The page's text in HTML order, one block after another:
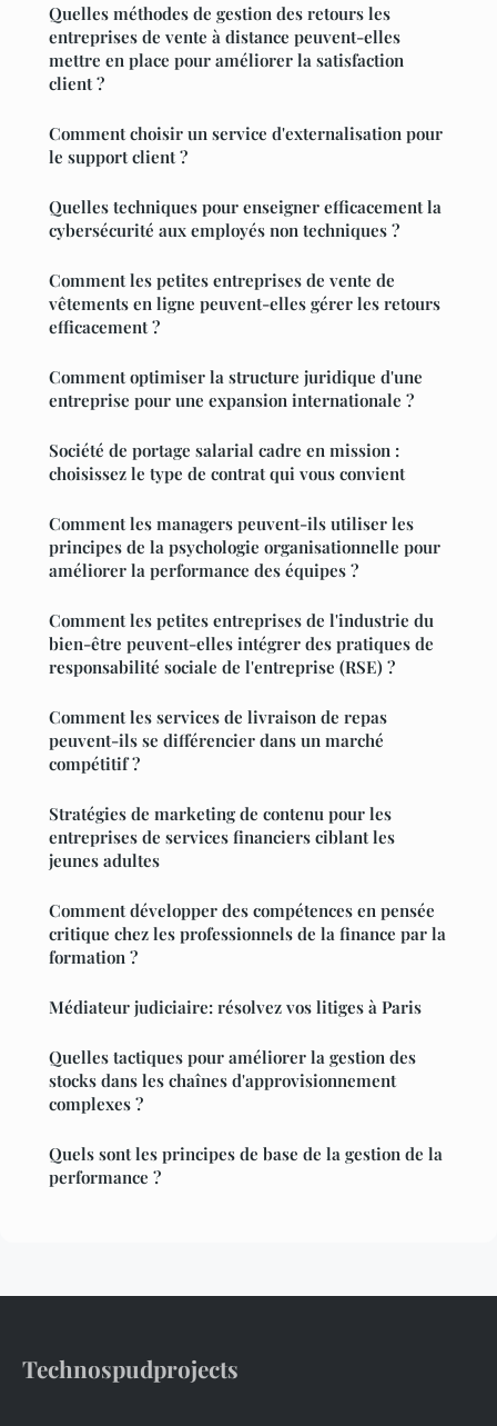
Quelles méthodes de gestion des retours les
entreprises de vente à distance peuvent-elles
mettre en place pour améliorer la satisfaction
client ?
Comment choisir un service d'externalisation pour
le support client ?
Quelles techniques pour enseigner efficacement la
cybersécurité aux employés non techniques ?
Comment les petites entreprises de vente de
vêtements en ligne peuvent-elles gérer les retours
efficacement ?
Comment optimiser la structure juridique d'une
entreprise pour une expansion internationale ?
Société de portage salarial cadre en mission :
choisissez le type de contrat qui vous convient
Comment les managers peuvent-ils utiliser les
principes de la psychologie organisationnelle pour
améliorer la performance des équipes ?
Comment les petites entreprises de l'industrie du
bien-être peuvent-elles intégrer des pratiques de
responsabilité sociale de l'entreprise (RSE) ?
Comment les services de livraison de repas
peuvent-ils se différencier dans un marché
compétitif ?
Stratégies de marketing de contenu pour les
entreprises de services financiers ciblant les
jeunes adultes
Comment développer des compétences en pensée
critique chez les professionnels de la finance par la
formation ?
Médiateur judiciaire: résolvez vos litiges à Paris
Quelles tactiques pour améliorer la gestion des
stocks dans les chaînes d'approvisionnement
complexes ?
Quels sont les principes de base de la gestion de la
performance ?
Technospudprojects